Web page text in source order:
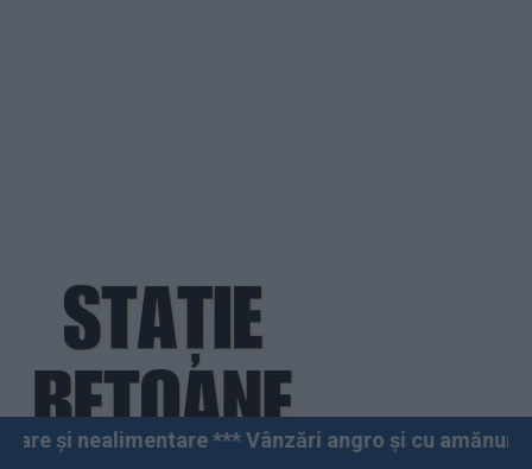
*** Vânzări angro și cu amănuntul ***